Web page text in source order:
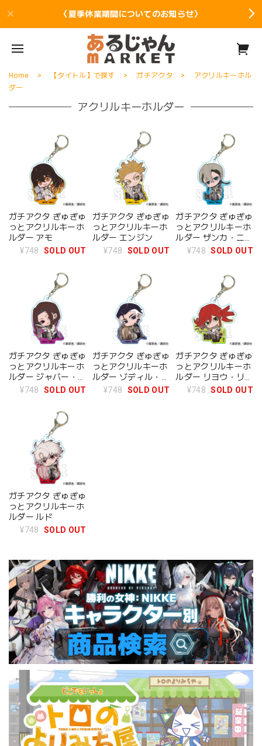
〈夏季休業期間についてのお知らせ〉
Home 【タイトル】で探す ガチアクタ
アクリルキーホル
ダー
アクリルキーホルダー
ガチアクタ ぎゅぎゅ
っとアクリルキーホ
ルダー アモ
¥748
SOLD OUT
ガチアクタ ぎゅぎゅ
っとアクリルキーホ
ルダー エンジン
¥748
SOLD OUT
ガチアクタ ぎゅぎゅ
っとアクリルキーホ
ルダー ザンカ・ニジ
¥748 SOLD OUT
ガチアクタ ぎゅぎゅ
っとアクリルキーホ
ルダー ジャバー・ウ
ォンガー
¥748 SOLD OUT
ガチアクタ ぎゅぎゅ
っとアクリルキーホ
ルダー ゾディル・テ
ュフォン
¥748 SOLD OUT
ガチアクタ ぎゅぎゅ
っとアクリルキーホ
ルダー リヨウ・リー
パー¥748 SOLD OUT
ガチアクタ ぎゅぎゅ
っとアクリルキーホ
ルダー ルド
¥748
SOLD OUT